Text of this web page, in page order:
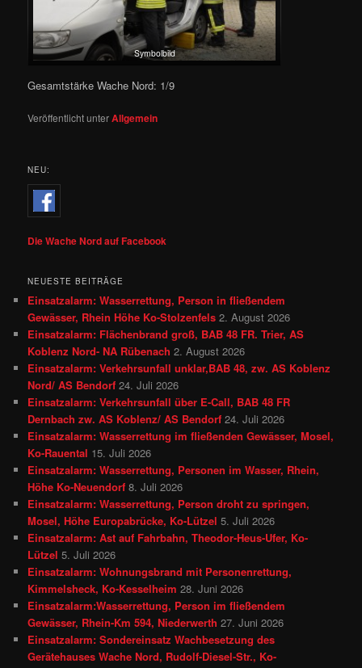
Symbolbild
Gesamtstärke Wache Nord: 1/9
Veröffentlicht unterAllgemein
NEU:
Die Wache Nord auf Facebook
NEUESTE BEITRÄGE
Einsatzalarm: Wasserrettung, Person in fließendem
Gewässer, Rhein Höhe Ko-Stolzenfels 2. August 2026
Einsatzalarm: Flächenbrand groß, BAB 48 FR. Trier, AS
Koblenz Nord- NA Rübenach 2. August 2026
Einsatzalarm: Verkehrsunfall unklar,BAB 48, zw. AS Koblenz
Nord/ AS Bendorf 24. Juli 2026
Einsatzalarm: Verkehrsunfall über E-Call, BAB 48 FR
Dernbach zw. AS Koblenz/ AS Bendorf 24. Juli 2026
Einsatzalarm: Wasserrettung im fließenden Gewässer, Mosel,
Ko-Rauental 15. Juli 2026
Einsatzalarm: Wasserrettung, Personen im Wasser, Rhein,
Höhe Ko-Neuendorf 8. Juli 2026
Einsatzalarm: Wasserrettung, Person droht zu springen,
Mosel, Höhe Europabrücke, Ko-Lützel 5. Juli 2026
Einsatzalarm: Ast auf Fahrbahn, Theodor-Heus-Ufer, Ko-
Lützel 5. Juli 2026
Einsatzalarm: Wohnungsbrand mit Personenrettung,
Kimmelsheck, Ko-Kesselheim 28. Juni 2026
Einsatzalarm:Wasserrettung, Person im fließendem
Gewässer, Rhein-Km 594, Niederwerth 27. Juni 2026
Einsatzalarm: Sondereinsatz Wachbesetzung des
Gerätehauses Wache Nord, Rudolf-Diesel-Str., Ko-